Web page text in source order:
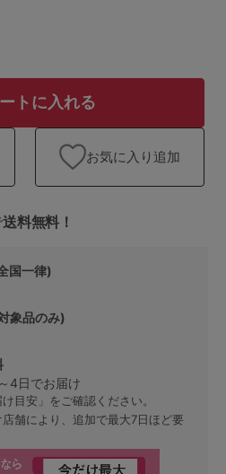
トに入れる
お気に入り追加
送料無料！
国一律)
象品のみ)
4日でお届け
目安」をご確認ください。
舗により、追加で最大7日ほど要